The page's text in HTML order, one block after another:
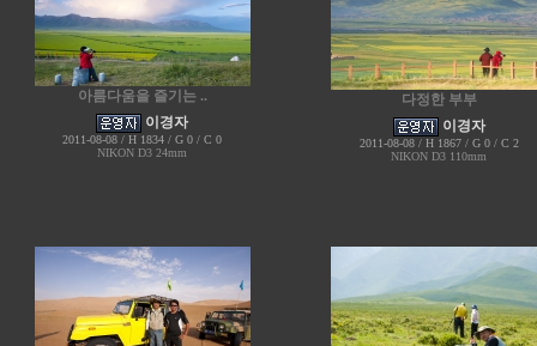
아름다움을 즐기는 ..
이경자
2011-08-08 / H 1834 / G 0 / C 0
NIKON D3 24mm
다정한 부부
이경자
2011-08-08 / H 1867 / G 0 / C 2
NIKON D3 110mm